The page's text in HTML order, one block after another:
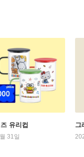
유리컵
31일
그